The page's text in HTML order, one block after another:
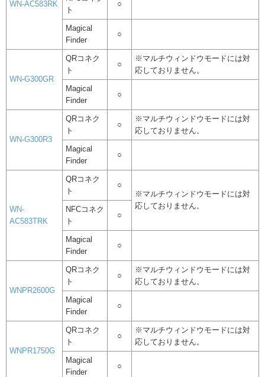
WN-AC583RK
ト
○
Magical
Finder
○
WN-G300GR
QRコネク
ト
○
※マルチウィンドウモードには対
応しておりません。
Magical
Finder
○
WN-G300R3
QRコネク
ト
○
※マルチウィンドウモードには対
応しておりません。
Magical
Finder
○
WN-
AC583TRK
QRコネク
ト
○
※マルチウィンドウモードには対
応しておりません。
NFCコネク
ト
○
Magical
Finder
○
WNPR2600G
QRコネク
ト
○
※マルチウィンドウモードには対
応しておりません。
Magical
Finder
○
WNPR1750G
QRコネク
ト
○
※マルチウィンドウモードには対
応しておりません。
Magical
Finder
○